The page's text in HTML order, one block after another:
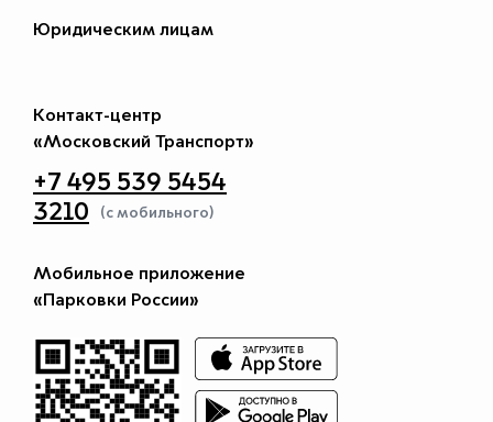
Юридическим лицам
Контакт-центр
«Московский Транспорт»
+7 495 539 5454
3210
(с мобильного)
Мобильное приложение
«Парковки России»